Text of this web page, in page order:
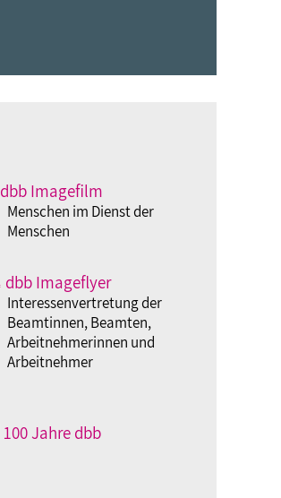
dbb Imagefilm
Menschen im Dienst der
Menschen
dbb Imageflyer
Interessenvertretung der
Beamtinnen, Beamten,
Arbeitnehmerinnen und
Arbeitnehmer
100 Jahre dbb